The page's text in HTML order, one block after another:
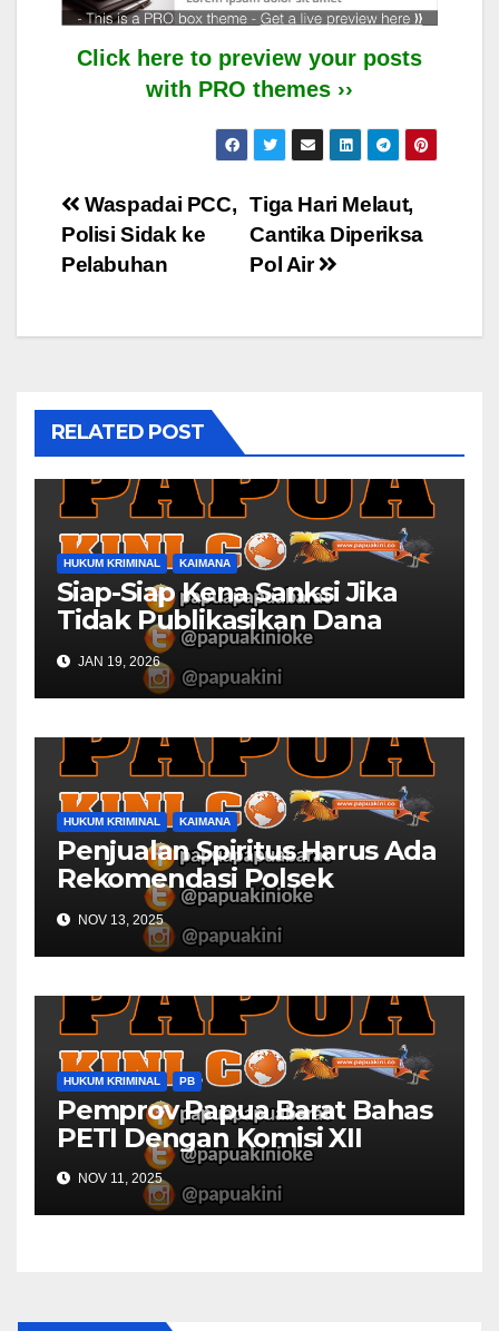
Click here to preview your posts
with PRO themes ››
Post
navigation
Tiga Hari Melaut,
Cantika Diperiksa
Pol Air
Waspadai PCC,
Polisi Sidak ke
Pelabuhan
RELATED POST
HUKUM KRIMINAL KAIMANA
Siap-Siap Kena Sanksi Jika
Tidak Publikasikan Dana
Desa
JAN 19, 2026
HUKUM KRIMINAL KAIMANA
Penjualan Spiritus Harus Ada
Rekomendasi Polsek
Kaimana
NOV 13, 2025
HUKUM KRIMINAL PB
Pemprov Papua Barat Bahas
PETI Dengan Komisi XII
NOV 11, 2025